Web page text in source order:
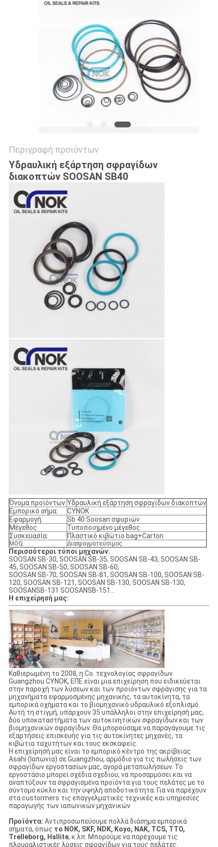
Περιγραφή προϊόντων
Υδραυλική εξάρτηση σφραγίδων
διακοπτών SOOSAN SB40
Όνομα προϊόντων:Υδραυλική εξάρτηση σφραγίδων διακοπτών
Εμπορικό σήμα:
CYNOK
Εφαρμογή:
Sb 40 Soosan σφυριών
Μέγεθος:
Τυποποιημένο μέγεθος
Συσκευασία:
Πλαστικό κιβώτιο bag+Carton
MOQ: Διαπραγματεύσιμος
Περισσότεροι τύποι μηχανών:
SOOSAN SB-30, SOOSAN SB-35, SOOSAN SB-43, SOOSAN SB-
45, SOOSAN SB-50, SOOSAN SB-60,
SOOSAN SB-70, SOOSAN SB-81, SOOSAN SB-100, SOOSAN SB-
120, SOOSAN SB-121, SOOSAN SB-130, SOOSAN SB-130,
SOOSANSB-131 SOOSANSB-151…
Η επιχείρησή μας:
Καθιερωμένη το 2008, η Co. τεχνολογίας σφραγίδων
Guangzhou CYNOK, ΕΠΕ είναι μια επιχείρηση που ειδικεύεται
στην παροχή των λύσεων και των προϊόντων σφράγισης για τα
μηχανήματα εφαρμοσμένης μηχανικής, τα αυτοκίνητα, τα
εμπορικά οχήματα και το βιομηχανικό υδραυλικό εξοπλισμό.
Αυτή τη στιγμή, υπάρχουν 35 υπάλληλοι στην επιχείρησή μας,
δύο υποκαταστήματα των αυτοκινητικών σφραγίδων και των
βιομηχανικών σφραγίδων. Θα μπορούσαμε να παραγάγουμε τις
εξαρτήσεις επισκευής για τις αυτοκίνητες μηχανές, τα
κιβώτια ταχυτήτων και τους εκσκαφείς.
Η επιχείρησή μας είναι το εμπορικό κέντρο της ακρίβειας
Asahi (Ιαπωνία) σε Guangzhou, αρμόδιο για τις πωλήσεις των
σφραγίδων εργοστασίων μας, αγορά μεταπωλήσεων. Το
εργοστάσιο μπορεί σχέδια σχεδίου, να προσαρμόσει και να
αναπτύξουν τα σφραγισμένα προϊόντα για τους πελάτες με το
σύντομο κύκλο και την υψηλή αποδοτικότητα. Για να παρέχουν
στα custormers τις επαγγελματικές τεχνικές και υπηρεσίες
παραγωγής των ιαπωνικών μηχανικών.
Προϊόντα: Αντιπροσωπεύουμε πολλά διάσημα εμπορικά
σήματα, όπως το NOK, SKF, NDK, Koyo, NAK, TCS, TTO,
Trelleborg, Hallite, κ.λπ. Μπορούμε να παρέχουμε τις
πλουραλιστικές λύσεις σφραγίδων για τους πελάτες.